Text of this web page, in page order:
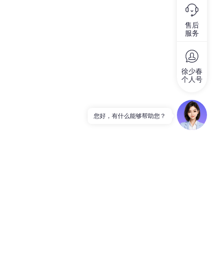
售后
服务
徐少春
个人号